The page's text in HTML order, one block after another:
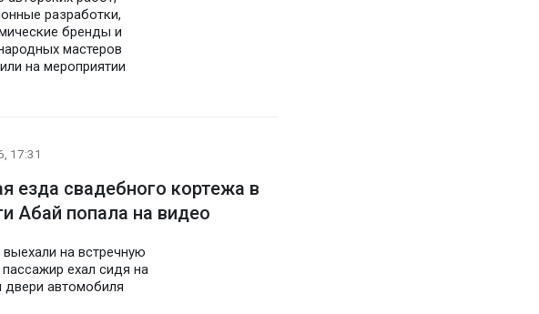
разработки,
бренды и
мастеров
на мероприятии
17:31
езда свадебного кортежа в
Абай попала на видео
на встречную
ехал сидя на
двери автомобиля